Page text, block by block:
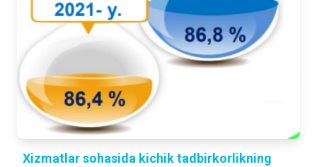
Xizmatlar sohasida kichik tadbirkorlikning